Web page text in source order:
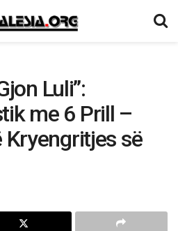
Luli”:
me 6 Prill –
së